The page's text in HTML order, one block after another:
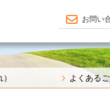
お問い
よくある